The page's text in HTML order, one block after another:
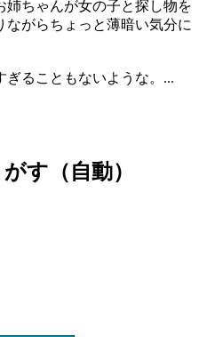
ちゃんが女の子と探し物を
がらちょっと薄暗い気分に
ぎることもないような。...
す（自動）